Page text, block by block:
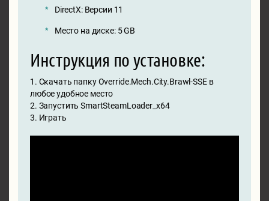
DirectX: Версии 11
Место на диске: 5 GB
Инструкция по установке:
1. Скачать папку Override.Mech.City.Brawl-SSE в
любое удобное место
2. Запустить SmartSteamLoader_x64
3. Играть